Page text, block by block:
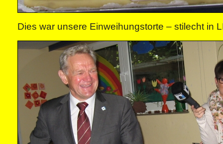
Dies war unsere Einweihungstorte – stilecht in